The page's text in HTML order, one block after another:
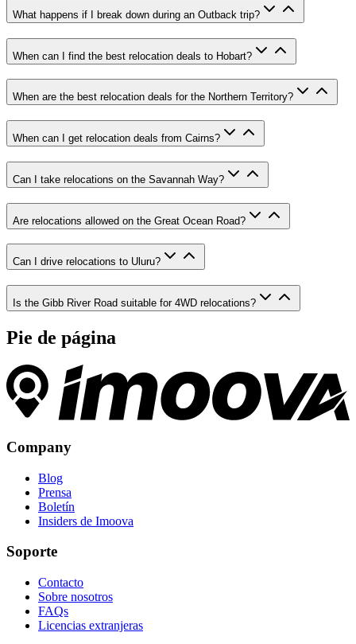
What happens if I break down during an Outback trip?
When can I find the best relocation deals to Hobart?
When are the best relocation deals for the Northern Territory?
When can I get relocation deals from Cairns?
Can I take relocations on the Savannah Way?
Are relocations allowed on the Great Ocean Road?
Can I drive relocations to Uluru?
Is the Gibb River Road suitable for 4WD relocations?
Pie de página
Company
Blog
Prensa
Boletín
Insiders de Imoova
Soporte
Contacto
Sobre nosotros
FAQs
Licencias extranjeras